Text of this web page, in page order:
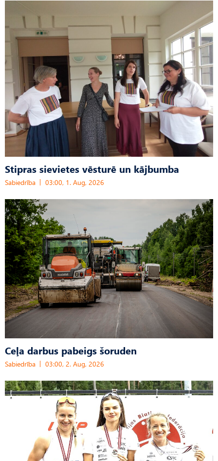
Stipras sievietes vēsturē un kājbumba
Sabiedrība 03:00, 1. Aug, 2026
Ceļa darbus pabeigs šoruden
Sabiedrība 03:00, 2. Aug, 2026